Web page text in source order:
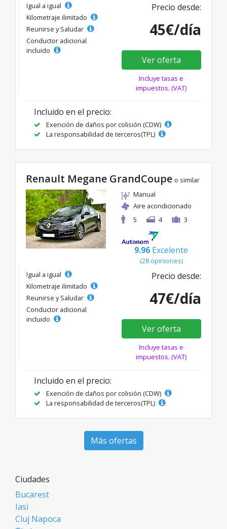
Igual a igual
Kilometraje ilimitado
Reunirse y Saludar
Conductor adicional
incluido
Precio desde:
45€/día
Ver oferta
Incluye tasas e
impuestos. (VAT)
Incluido en el precio:
Exención de daños por colisión (CDW)
La responsabilidad de terceros(TPL)
Renault Megane GrandCoupe o similar
Manual
Aire acondicionado
5
4 3
9.96 Excelente
(28 opiniones)
Igual a igual
Kilometraje ilimitado
Reunirse y Saludar
Conductor adicional
incluido
Precio desde:
47€/día
Ver oferta
Incluye tasas e
impuestos. (VAT)
Incluido en el precio:
Exención de daños por colisión (CDW)
La responsabilidad de terceros(TPL)
Más ofertas
Ciudades
Bucarest
Iasi
Cluj Napoca